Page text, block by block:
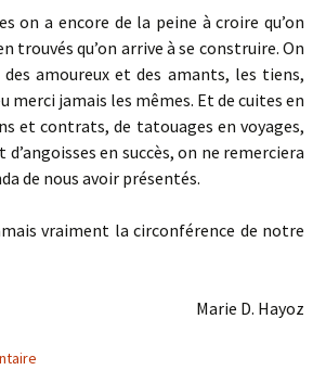
on a encore de la peine à croire qu’on
trouvés qu’on arrive à se construire. On
amoureux et des amants, les tiens,
merci jamais les mêmes. Et de cuites en
et contrats, de tatouages en voyages,
d’angoisses en succès, on ne remerciera
de nous avoir présentés.
vraiment la circonférence de notre
Marie D. Hayoz